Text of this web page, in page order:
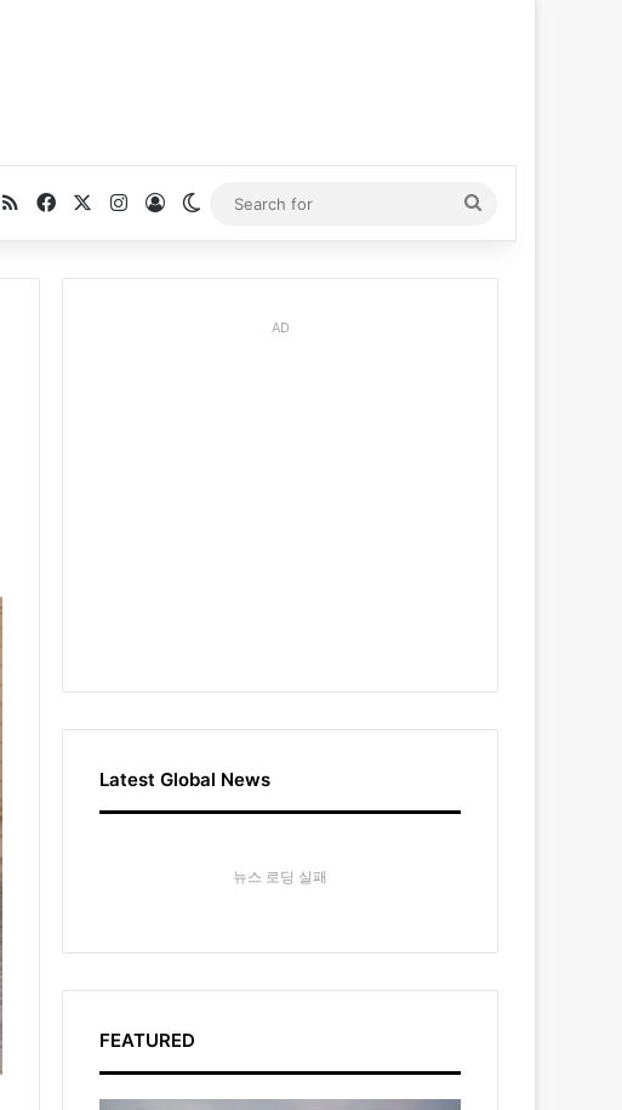
RSSFacebookInstagram
Log InSwitch skin
for
AD
Latest Global News
뉴스 로딩 실패
FEATURED